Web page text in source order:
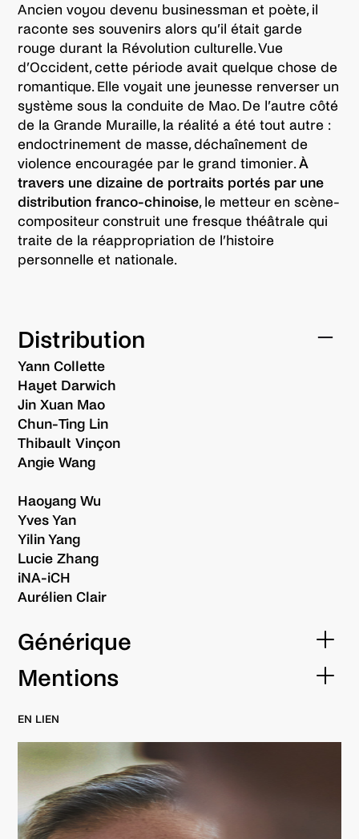
Ancien voyou devenu businessman et poète, il
raconte ses souvenirs alors qu’il était garde
rouge durant la Révolution culturelle. Vue
d’Occident, cette période avait quelque chose de
romantique. Elle voyait une jeunesse renverser un
système sous la conduite de Mao. De l’autre côté
de la Grande Muraille, la réalité a été tout autre :
endoctrinement de masse, déchaînement de
violence encouragée par le grand timonier.À
travers une dizaine de portraits portés par une
distribution franco-chinoise, le metteur en scène-
compositeur construit une fresque théâtrale qui
traite de la réappropriation de l’histoire
personnelle et nationale.
Distribution
Yann Collette
Hayet Darwich
Jin Xuan Mao
Chun-Ting Lin
Thibault Vinçon
Angie Wang
Haoyang Wu
Yves Yan
Yilin Yang
Lucie Zhang
iNA-iCH
Aurélien Clair
Générique
Adaptation
Pascale Ferran
Collaboration artistique
Robert Lacombe
Assistant à la mise en scène
Julien Avril
Musique
Mentions
Coproduction
Le Théâtre, scène nationale de Saint-Nazaire
Avec le soutien
EN LIEN